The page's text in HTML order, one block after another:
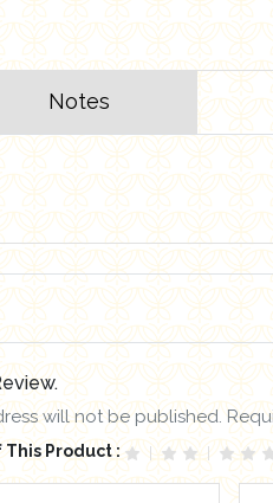
Notes
will not be published.
This Product :